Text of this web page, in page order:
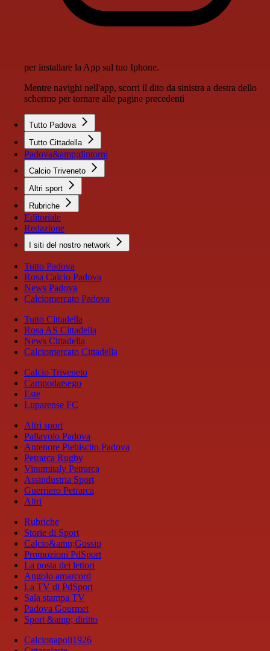
per installare la App sul tuo Iphone.
Mentre navighi nell'app, scorri il dito da sinistra a destra dello
schermo per tornare alle pagine precedenti
Tutto Padova
Tutto Cittadella
Padova&amp;dintorni
Calcio Triveneto
Altri sport
Rubriche
Editoriale
Redazione
I siti del nostro network
Tutto Padova
Rosa Calcio Padova
News Padova
Calciomercato Padova
Tutto Cittadella
Rosa AS Cittadella
News Cittadella
Calciomercato Cittadella
Calcio Triveneto
Campodarsego
Este
Luparense FC
Altri sport
Pallavolo Padova
Antenore Plebiscito Padova
Petrarca Rugby
Vinumitaly Petrarca
Assindustria Sport
Guerriero Petrarca
Altri
Rubriche
Storie di Sport
Calcio&amp;Gossip
Promozioni PdSport
La posta dei lettori
Angolo amarcord
La TV di PdSport
Sala stampa TV
Padova Gourmet
Sport &amp; diritto
Calcionapoli1926